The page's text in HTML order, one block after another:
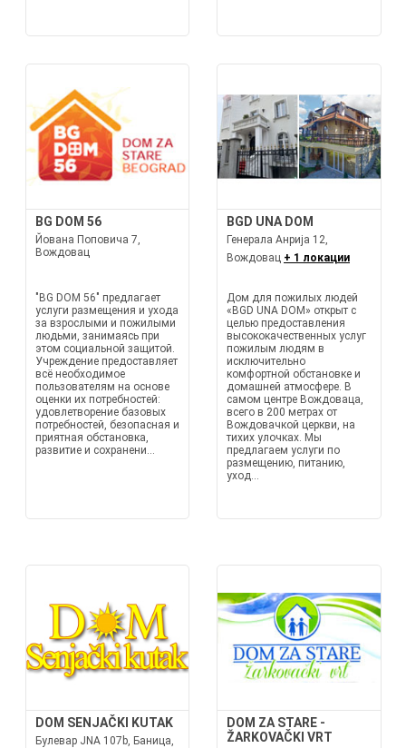
BG DOM 56
Йована Поповича 7,
Вождовац
"BG DOM 56" предлагает
услуги размещения и ухода
за взрослыми и пожилыми
людьми, занимаясь при
этом социальной защитой.
Учреждение предоставляет
всё необходимое
пользователям на основе
оценки их потребностей:
удовлетворение базовых
потребностей, безопасная и
приятная обстановка,
развитие и сохранени...
BGD UNA DOM
Генерала Анрија 12,
Вождовац + 1 локации
Дом для пожилых людей
«BGD UNA DOM» открыт с
целью предоставления
высококачественных услуг
пожилым людям в
исключительно
комфортной обстановке и
домашней атмосфере. В
самом центре Вождоваца,
всего в 200 метрах от
Вождовачкой церкви, на
тихих улочках. Мы
предлагаем услуги по
размещению, питанию,
уход...
DOM SENJAČKI KUTAK
Булевар JNA 107b, Баница,
DOM ZA STARE -
ŽARKOVAČKI VRT